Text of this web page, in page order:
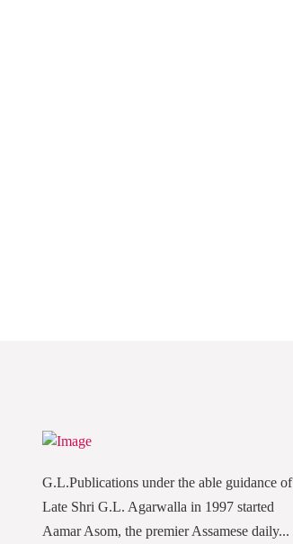
G.L.Publications under the able guidance of
Late Shri G.L. Agarwalla in 1997 started
Aamar Asom, the premier Assamese daily...